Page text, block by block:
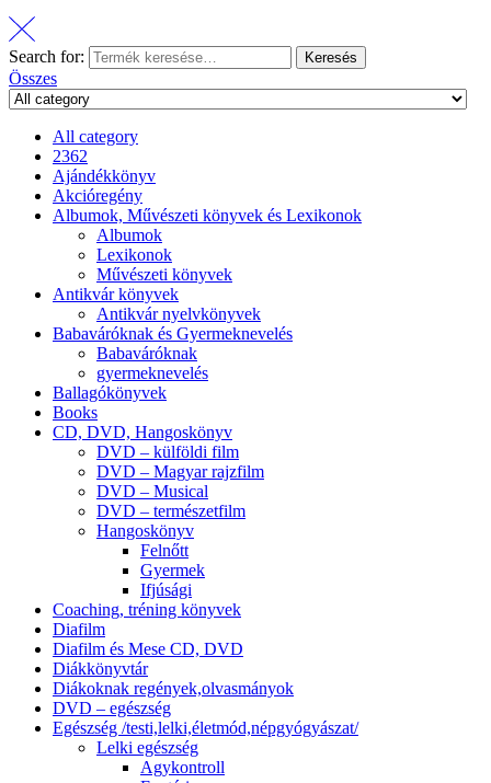
Search for: Keresés
Összes
All category
2362
Ajándékkönyv
Akcióregény
Albumok, Művészeti könyvek és Lexikonok
Albumok
Lexikonok
Művészeti könyvek
Antikvár könyvek
Antikvár nyelvkönyvek
Babaváróknak és Gyermeknevelés
Babaváróknak
gyermeknevelés
Ballagókönyvek
Books
CD, DVD, Hangoskönyv
DVD – külföldi film
DVD – Magyar rajzfilm
DVD – Musical
DVD – természetfilm
Hangoskönyv
Felnőtt
Gyermek
Ifjúsági
Coaching, tréning könyvek
Diafilm
Diafilm és Mese CD, DVD
Diákkönyvtár
Diákoknak regények,olvasmányok
DVD – egészség
Egészség /testi,lelki,életmód,népgyógyászat/
Lelki egészség
Agykontroll